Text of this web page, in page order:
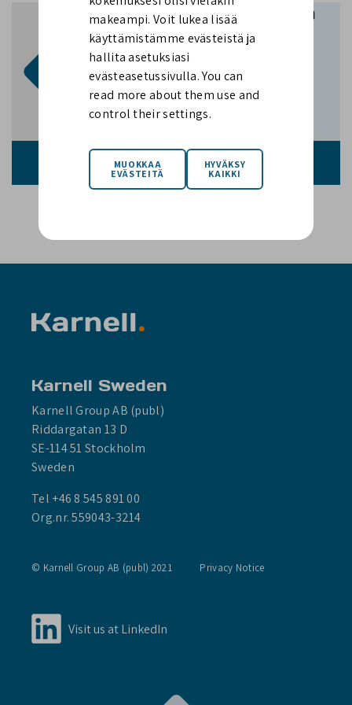
makeampi. Voit lukea lisää
käyttämistämme evästeistä ja
hallita asetuksiasi
evästeasetussivulla. You can
read more about them use and
control their settings.
Ota yhteyttä Karnelliin
OTA MEIHIN YHTEYTTÄ,
JOS SINULLA ON KYSYTTÄVÄÄ
info@karnell.se
Haluatko tietää lisää? Ota yhteyttä!
Karnell Sweden
Karnell Group AB (publ)
Riddargatan 13 D
SE-114 51 Stockholm
Sweden
Tel +46 8 545 891 00
Org.nr. 559043-3214
© Karnell Group AB (publ) 2021 Privacy Notice
Visit us at LinkedIn